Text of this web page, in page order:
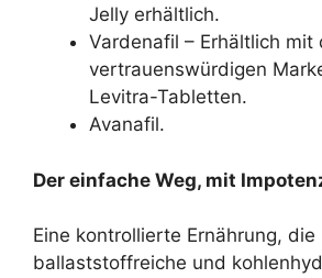
Jelly erhältlich.
Vardenafil – Erhältlich mit
vertrauenswürdigen
Levitra-Tabletten.
Avanafil.
Der einfache Weg, mit
Eine kontrollierte Ernährung, die
ballaststoffreiche und